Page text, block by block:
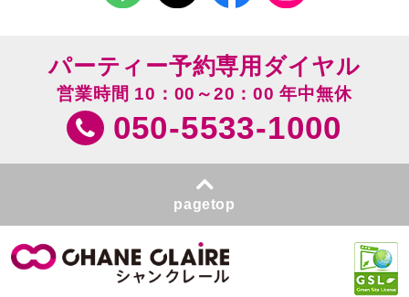
パーティー予約専用ダイヤル
営業時間 10：00～20：00 年中無休
050-5533-1000
pagetop